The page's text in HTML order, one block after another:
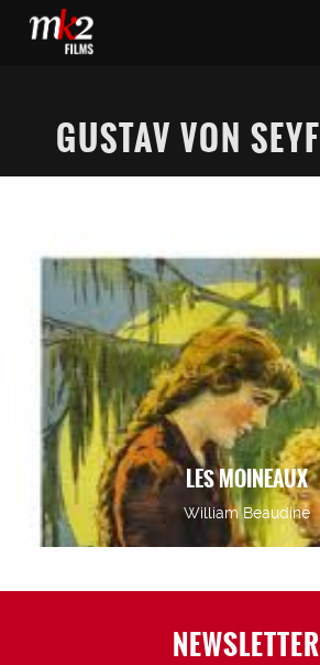
GUSTAV VON
LES MOINEAUX
William Beaudine
NEWSLETTER